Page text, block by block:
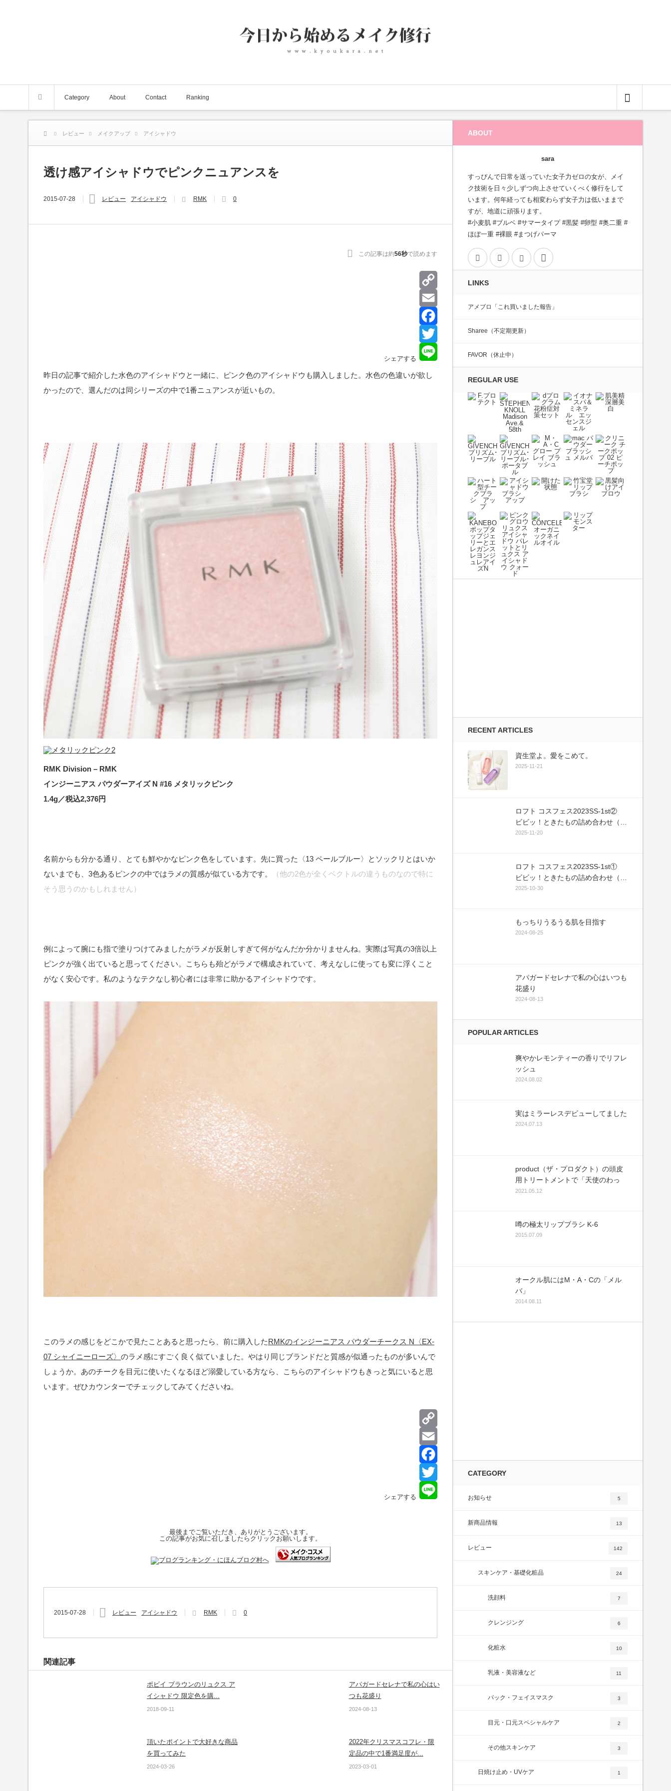
Category About Contact Ranking
レビュー メイクアップ アイシャドウ
透け感アイシャドウでピンクニュアンスを
2015-07-28 レビュー アイシャドウ RMK 0
この記事は約56秒で読めます
シェアする
昨日の記事で紹介した水色のアイシャドウと一緒に、ピンク色のアイシャドウも購入しました。水色の色違いが欲し
かったので、選んだのは同シリーズの中で1番ニュアンスが近いもの。
RMK Division – RMK
インジーニアス パウダーアイズ N #16 メタリックピンク
1.4g／税込2,376円
名前からも分かる通り、とても鮮やかなピンク色をしています。先に買った〈13 ペールブルー〉とソックリとはいか
ないまでも、3色あるピンクの中ではラメの質感が似ている方です。
（他の2色が全くベクトルの違うものなので特に
そう思うのかもしれません）
例によって腕にも指で塗りつけてみましたがラメが反射しすぎて何がなんだか分かりませんね。実際は写真の3倍以上
ピンクが強く出ていると思ってください。こちらも殆どがラメで構成されていて、考えなしに使っても変に浮くこと
がなく安心です。私のようなテクなし初心者には非常に助かるアイシャドウです。
このラメの感じをどこかで見たことあると思ったら、前に購入した RMKのインジーニアス パウダーチークス N〈EX-
07 シャイニーローズ〉 のラメ感にすごく良く似ていました。やはり同じブランドだと質感が似通ったものが多いんで
しょうか。あのチークを目元に使いたくなるほど溺愛している方なら、こちらのアイシャドウもきっと気にいると思
います。ぜひカウンターでチェックしてみてくださいね。
シェアする
最後までご覧いただき、ありがとうございます。
この記事がお気に召しましたらクリックお願いします。
2015-07-28 レビュー アイシャドウ RMK 0
関連記事
ボビイ ブラウンのリュクス ア
イシャドウ 限定色を購...
2018-09-11
アパガードセレナで私の心はい
つも花盛り
2024-08-13
頂いたポイントで大好きな商品
を買ってみた
2024-03-26
2022年クリスマスコフレ・限
定品の中で1番満足度が...
2023-03-01
ABOUT
sara
すっぴんで日常を送っていた女子力ゼロの女が、メイ
ク技術を日々少しずつ向上させていくべく修行をして
います。何年経っても相変わらず女子力は低いままで
すが、地道に頑張ります。
#小麦肌 #ブルベ #サマータイプ #黒髪 #卵型 #奥二重 #
ほぼ一重 #裸眼 #まつげパーマ
Twitter FacebookInstagram
LINKS
アメブロ「これ買いました報告」
Sharee（不定期更新）
FAVOR（休止中）
REGULAR USE
RECENT ARTICLES
資生堂よ。愛をこめて。
2025-11-21
ロフト コスフェス2023SS-1st②
ビビッ！ときたもの詰め合わせ（敬
称略）
2025-11-20
ロフト コスフェス2023SS-1st①
ビビッ！ときたもの詰め合わせ（敬
称略）
2025-10-30
もっちりうるうる肌を目指す
2024-08-25
アパガードセレナで私の心はいつも
花盛り
2024-08-13
POPULAR ARTICLES
爽やかレモンティーの香りでリフレ
ッシュ
2024.08.02
実はミラーレスデビューしてました
2024.07.13
product（ザ・プロダクト）の頭皮
用トリートメントで「天使のわっ
か」
2021.05.12
噂の極太リップブラシ K-6
2015.07.09
オークル肌にはM・A・Cの「メル
バ」
2014.08.11
CATEGORY
お知らせ 5
新商品情報 13
レビュー 142
スキンケア・基礎化粧品 24
洗顔料 7
クレンジング 6
化粧水 10
乳液・美容液など 11
パック・フェイスマスク 3
目元・口元スペシャルケア 2
その他スキンケア 3
日焼け止め・UVケア 1